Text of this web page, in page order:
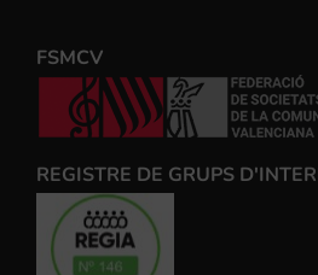
FSMCV
REGISTRE DE GRUPS